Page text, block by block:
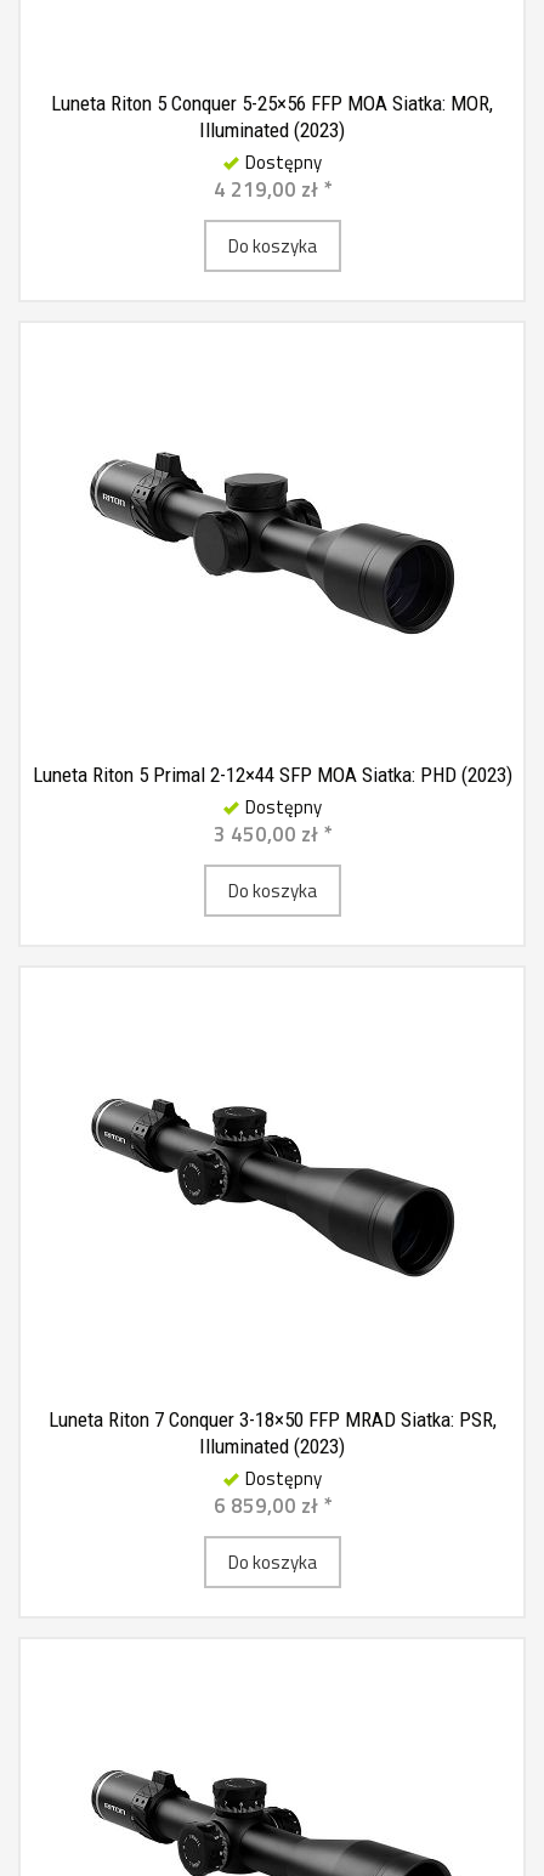
Luneta Riton 5 Conquer 5-25×56 FFP MOA Siatka: MOR,
Illuminated (2023)
Dostępny
4 219,00 zł *
Do koszyka
Luneta Riton 5 Primal 2-12×44 SFP MOA Siatka: PHD (2023)
Dostępny
3 450,00 zł *
Do koszyka
Luneta Riton 7 Conquer 3-18×50 FFP MRAD Siatka: PSR,
Illuminated (2023)
Dostępny
6 859,00 zł *
Do koszyka